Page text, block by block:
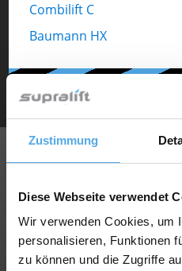
Zustimmung
Diese Webseite verwendet
Wir verwenden Cookies, um
personalisieren, Funktionen
zu können und die Zugriffe
Combilift C
Baumann HX
Per